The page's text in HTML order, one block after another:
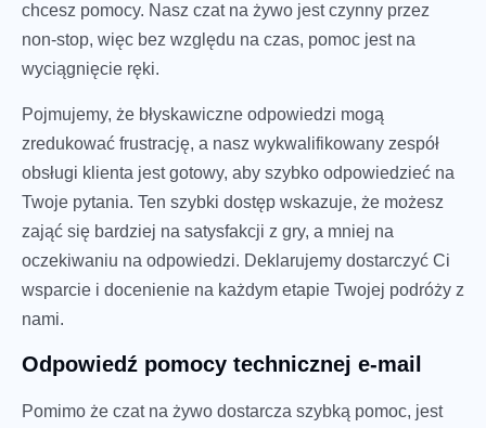
chcesz pomocy. Nasz czat na żywo jest czynny przez
non-stop, więc bez względu na czas, pomoc jest na
wyciągnięcie ręki.
Pojmujemy, że błyskawiczne odpowiedzi mogą
zredukować frustrację, a nasz wykwalifikowany zespół
obsługi klienta jest gotowy, aby szybko odpowiedzieć na
Twoje pytania. Ten szybki dostęp wskazuje, że możesz
zająć się bardziej na satysfakcji z gry, a mniej na
oczekiwaniu na odpowiedzi. Deklarujemy dostarczyć Ci
wsparcie i docenienie na każdym etapie Twojej podróży z
nami.
Odpowiedź pomocy technicznej e-mail
Pomimo że czat na żywo dostarcza szybką pomoc, jest